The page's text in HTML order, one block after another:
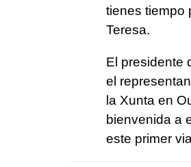
tienes tiempo
Teresa.
El presidente
el
la Xunta en
bienvenida a
este primer